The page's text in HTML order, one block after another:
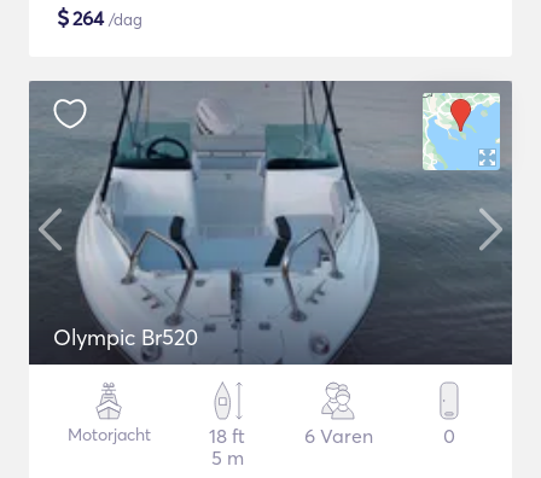
$264/dag
Olympic Br520
Motorjacht
18 ft
5 m
6 Varen 0